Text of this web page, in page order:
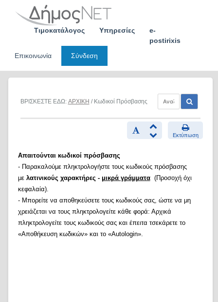
Τιμοκατάλογος Υπηρεσίες
e-
postirixis
Επικοινωνία
Σύνδεση
ΒΡΙΣΚΕΣΤΕ ΕΔΩ: ΑΡΧΙΚΗ / Κωδικοί Πρόσβασης
Εκτύπωση
Απαιτούνται κωδικοί πρόσβασης
- Παρακαλούμε πληκτρολογήστε τους κωδικούς πρόσβασης
με λατινικούς χαρακτήρες - μικρά γράμματα(Προσοχή όχι
κεφαλαία).
- Μπορείτε να αποθηκεύσετε τους κωδικούς σας, ώστε να μη
χρειάζεται να τους πληκτρολογείτε κάθε φορά: Αρχικά
πληκτρολογείτε τους κωδικούς σας και έπειτα τσεκάρετε το
«Αποθήκευση κωδικών» και το «Autologin».